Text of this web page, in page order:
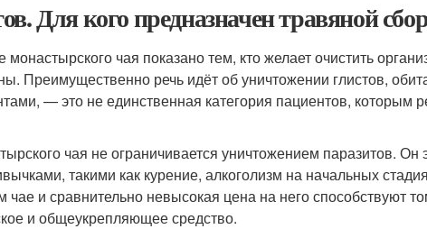
Для кого предназначен травяной
чая показано тем, кто желает очистить
Преимущественно речь идёт об уничтожении глистов,
— это не единственная категория пациентов, которым
чая не ограничивается уничтожением паразитов.
такими как курение, алкоголизм на начальных
и сравнительно невысокая цена на него способствуют
и общеукрепляющее средство.